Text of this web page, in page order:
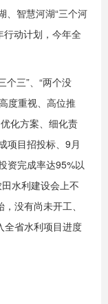
、智慧河湖“三个河
行动计划，今年全
个三”、“两个没
度重视、高位推
化方案、细化责
项目招投标、9月
资完成率达95%以
水利建设会上不
没有尚未开工、
全省水利项目进度